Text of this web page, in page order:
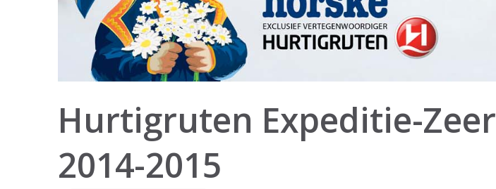
Hurtigruten Expeditie-
2014-2015